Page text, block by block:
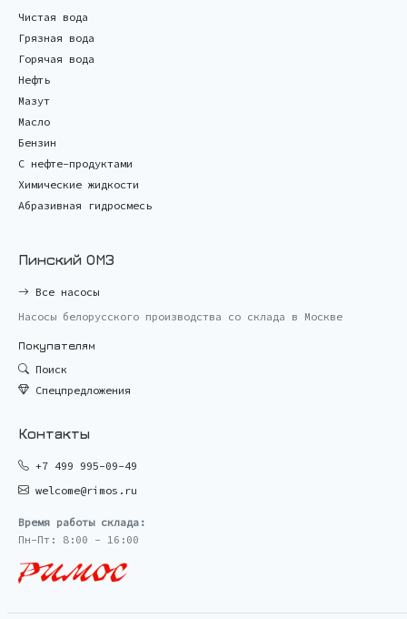
Чистая вода
Грязная вода
Горячая вода
Нефть
Мазут
Масло
Бензин
С нефте-продуктами
Химические жидкости
Абразивная гидросмесь
Пинский ОМЗ
Все насосы
Насосы белорусского производства со склада в Москве
Покупателям
Поиск
Спецпредложения
Контакты
+7 499 995-09-49
welcome@rimos.ru
Время работы склада:
Пн-Пт: 8:00 - 16:00